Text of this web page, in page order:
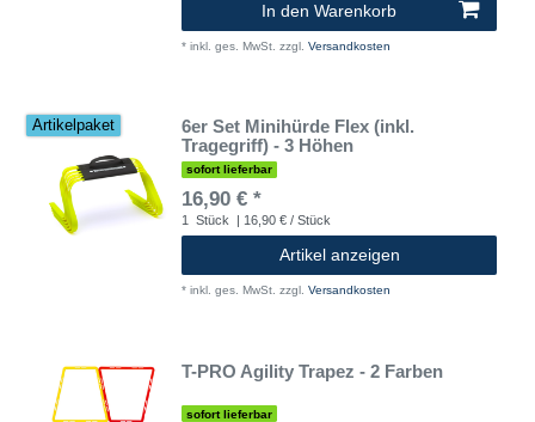
In den Warenkorb
* inkl. ges. MwSt. zzgl. Versandkosten
Artikelpaket
6er Set Minihürde Flex (inkl.
Tragegriff) - 3 Höhen
sofort lieferbar
16,90 € *
1 Stück | 16,90 € / Stück
Artikel anzeigen
* inkl. ges. MwSt. zzgl. Versandkosten
T-PRO Agility Trapez - 2 Farben
sofort lieferbar